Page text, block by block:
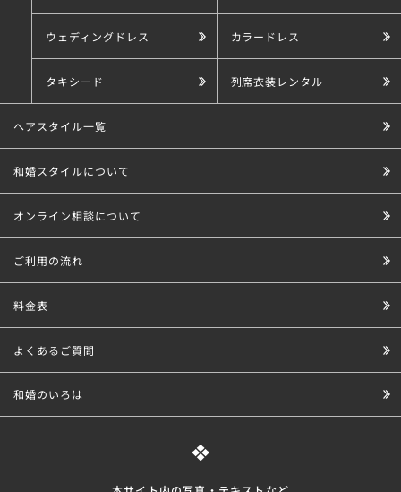
ウェディングドレス カラードレス
タキシード 列席衣装レンタル
ヘアスタイル一覧
和婚スタイルについて
オンライン相談について
ご利用の流れ
料金表
よくあるご質問
和婚のいろは